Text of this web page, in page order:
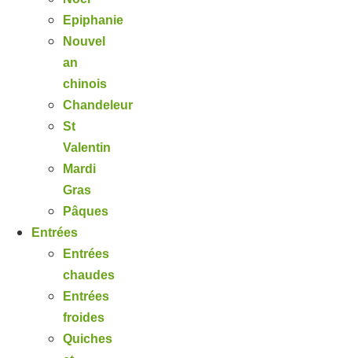
Epiphanie
Nouvel
an
chinois
Chandeleur
St
Valentin
Mardi
Gras
Pâques
Entrées
Entrées
chaudes
Entrées
froides
Quiches